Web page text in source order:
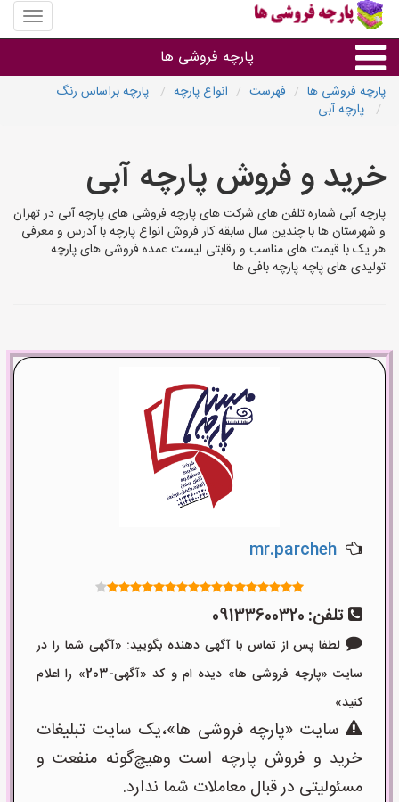
منوی
سایت
فروشی
پارچه فروشی ها
پارچه براساس رنگ طرح و کاربرد
پارچه فروشی های هر شهر
پارچه فروشی ها فهرست انواع پارچه
پارچه براساس رنگ
پارچه آبی
خرید و فروش پارچه آبی
پارچه آبی شماره تلفن های شرکت های پارچه فروشی های پارچه آبی در تهران
و شهرستان ها با چندین سال سابقه کار فروش انواع پارچه با آدرس و معرفی
هر یک با قیمت های مناسب و رقابتی لیست عمده فروشی های پارچه
تولیدی های پاچه پارچه بافی ها
mr.parcheh
تلفن: 09133600320
لطفا پس از تماس با آگهی دهنده بگویید: «آگهی شما را در
سایت «پارچه فروشی ها» دیده ام و کد «آگهی-203» را اعلام
کنید»
سایت «پارچه فروشی ها»،یک سایت تبلیغات
خرید و فروش پارچه است وهیچ‌گونه منفعت و
مسئولیتی در قبال معاملات شما ندارد.